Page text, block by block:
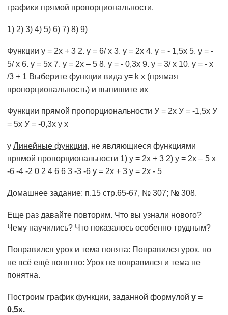
графики прямой пропорциональности.
1) 2) 3) 4) 5) 6) 7) 8) 9)
Функции у = 2х + 3 2. у = 6/ х 3. у = 2х 4. у = - 1,5х 5. у = -
5/ х 6. у = 5х 7. у = 2х – 5 8. у = - 0,3х 9. у = 3/ х 10. у = - х
/3 + 1 Выберите функции вида у= k х (прямая
пропорциональность) и выпишите их
Функции прямой пропорциональности У = 2х У = -1,5х У
= 5х У = -0,3х у х
у Линейные функции, не являющиеся функциями
прямой пропорциональности 1) у = 2х + 3 2) у = 2х – 5 х
-6 -4 -2 0 2 4 6 6 3 -3 -6 у = 2х + 3 у = 2х - 5
Домашнее задание: п.15 стр.65-67, № 307; № 308.
Еще раз давайте повторим. Что вы узнали нового?
Чему научились? Что показалось особенно трудным?
Понравился урок и тема понята: Понравился урок, но
не всё ещё понятно: Урок не понравился и тема не
понятна.
Построим график функции, заданной формулой у =
0,5х.